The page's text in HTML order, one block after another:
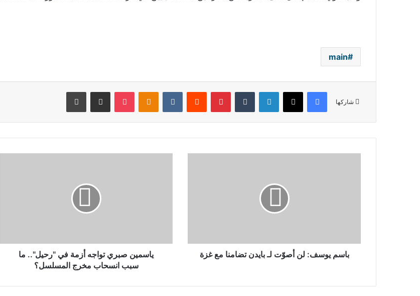
main
شاركها
فيسبوك ‫X لينكدإن بينتيريست Odnoklassniki
‫Pocket مشاركة عبر البريد طباعة
غزة
باسم يوسف: لن أصوّت لـ بايدن تضامنا مع غزة
انسحاب
ياسمين صبري تواجه أزمة في "رحيل".. ما
سبب انسحاب مخرج المسلسل؟